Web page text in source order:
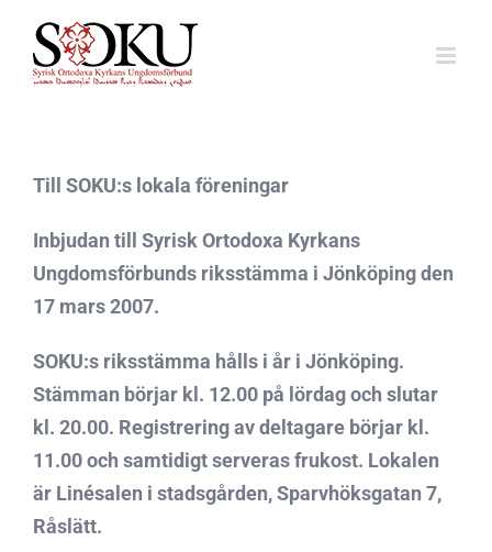
innehållet
Till SOKU:s lokala föreningar
Inbjudan till Syrisk Ortodoxa Kyrkans
Ungdomsförbunds riksstämma i Jönköping den
17 mars 2007.
SOKU:s riksstämma hålls i år i Jönköping.
Stämman börjar kl. 12.00 på lördag och slutar
kl. 20.00. Registrering av deltagare börjar kl.
11.00 och samtidigt serveras frukost. Lokalen
är Linésalen i stadsgården, Sparvhöksgatan 7,
Råslätt.